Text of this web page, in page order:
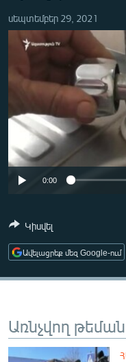
ՂԱՐԱԲԱՂ
ՊԱՏԵՐԱԶՄԻ 6
ՏԱՐԱԾԱՇՐՋԱՆ
ՄԻՋԱԶԳԱՅԻՆ
ՄՇԱԿՈՒՅԹ
ՍՊՈՐՏ
ՄԵԿՆԱԲԱՆՈՒԹՅՈՒՆ
ԿՈՐՈՆԱՎԻՐՈՒՍ
ԱՐԽԻՎ
ՏԵՍԱՆՅՈՒԹԵՐ
ՁԳՏԵԼՈՎ
ՓՈԴՔԱՍԹ
սեպտեմբեր 29, 2021
No media
0:00
Կիսվել
Ավելացրեք մեզ Google-ում
Առնչվող